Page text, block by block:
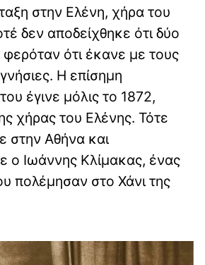
στην Ελένη, χήρα του
δεν αποδείχθηκε ότι δύο
ότι έκανε με τους
Η επίσημη
έγινε μόλις το 1872,
χήρας του Ελένης. Τότε
στην Αθήνα και
ο Ιωάννης Κλίμακας, ένας
πολέμησαν στο Χάνι της